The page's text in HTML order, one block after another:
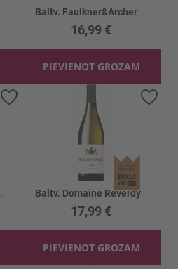
16,99 €
PIEVIENOT GROZAM
17,99 €
PIEVIENOT GROZAM